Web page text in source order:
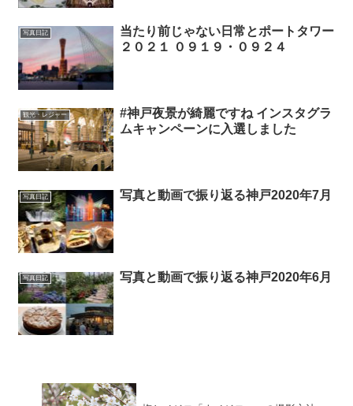
写真日記
当たり前じゃない日常とポートタワー
２０２１ ０９１９・０９２４
観光・レジャー
#神戸夜景が綺麗ですね インスタグラ
ムキャンペーンに入選しました
写真日記 写真と動画で振り返る神戸2020年7月
写真日記 写真と動画で振り返る神戸2020年6月